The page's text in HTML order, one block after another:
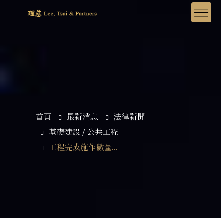
首頁 最新消息
法律新聞
基礎建設 / 公共工程
工程完成施作數量...